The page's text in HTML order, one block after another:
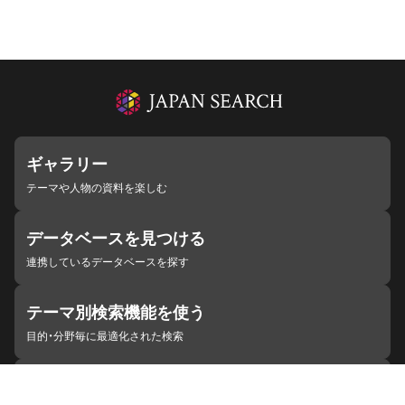
ギャラリー
テーマや人物の資料を楽しむ
データベースを見つける
連携しているデータベースを探す
テーマ別検索機能を使う
目的・分野毎に最適化された検索